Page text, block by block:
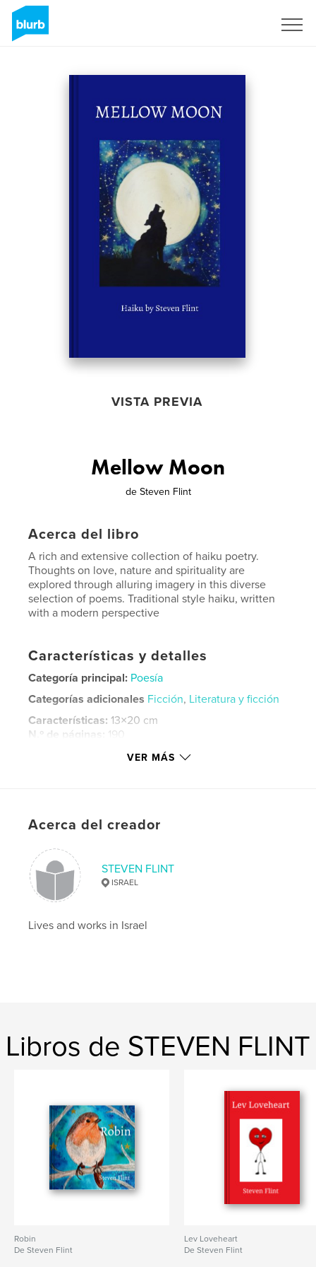
VISTA PREVIA
Mellow Moon
de Steven Flint
Acerca del libro
A rich and extensive collection of haiku poetry.
Thoughts on love, nature and spirituality are
explored through alluring imagery in this diverse
selection of poems. Traditional style haiku, written
with a modern perspective
Características y detalles
Categoría principal: Poesía
Categorías adicionales Ficción, Literatura y ficción
Características: 13×20 cm
N.º de páginas: 190
Fecha de publicación:may. 15, 2021
poetry for women love poems
haiku
VER MÁS
Acerca del creador
STEVEN FLINT
ISRAEL
Lives and works in Israel
Libros de STEVEN FLINT
Robin
De Steven Flint
Lev Loveheart
De Steven Flint